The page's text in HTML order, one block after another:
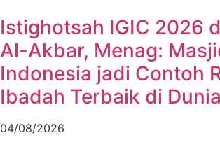
Istighotsah IGIC 2026
Al-Akbar, Menag:
Indonesia jadi Contoh
Ibadah Terbaik di Dunia
04/08/2026